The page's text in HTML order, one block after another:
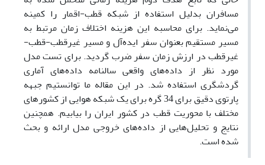
مسافران بدلیل استفاده از شبکه قطب-اقمار را کمینه
می‌نماید. برای محاسبه این هزینه اختلاف زمان مرتبط به
مسیر مستقیم بعنوان سفر ایده‌آل و مسیر غیرقطب-قطب-
غیرقطب در ارزش زمان سفر ضرب گردید. برای تست مدل
مورد نظر از داده‌های واقعی سالنامه داده‌های آماری
گردشگری استفاده شد. در این مقاله ما توانستیم جبهه
پارتوی دقیق برای 34 گره برای یک شبکه هوایی از کشورهای
مختلف با محوریت قطب در کشور ایران را بیابیم. همچنین
نتایج و تحلیل‌هایی از داده‌های خروجی مدل ارائه و بحث
شده است.